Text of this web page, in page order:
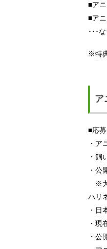
■ア
■ア
･･･
※特
ア
■応
・ア
・飼
・公
※犬
ハリ
・日
・現
・公